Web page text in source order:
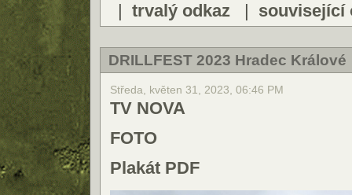
| trvalý odkaz | související
DRILLFEST 2023 Hradec Králové
Středa, květen 31, 2023, 06:46 PM
TV NOVA
FOTO
Plakát PDF